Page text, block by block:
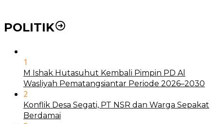
POLITIK
1
M Ishak Hutasuhut Kembali Pimpin PD Al
Wasliyah Pematangsiantar Periode 2026–2030
2
Konflik Desa Segati, PT NSR dan Warga Sepakat
Berdamai